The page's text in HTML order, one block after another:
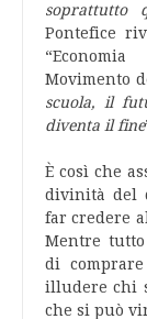
soprattutto
Pontefice
Movimento
scuola, il
diventa il fine
È così che
divinità del
far credere
Mentre
di
illudere chi
che si può